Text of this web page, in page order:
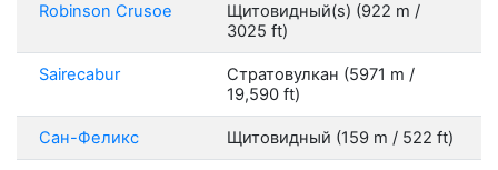
Robinson Crusoe
Щитовидный(s) (922 m /
3025 ft)
Sairecabur
Стратовулкан (5971 m /
19,590 ft)
Сан-Феликс Щитовидный (159 m / 522 ft)